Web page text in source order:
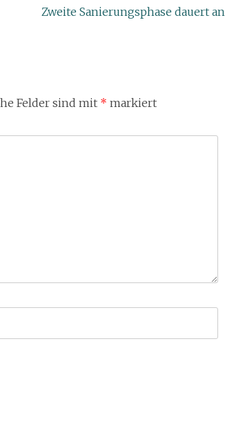
Zweite Sanierungsphase dauert an
Felder sind mit * markiert